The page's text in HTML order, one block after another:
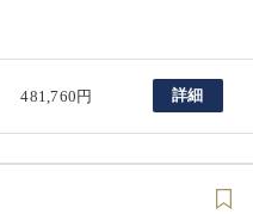
481,760円 詳細